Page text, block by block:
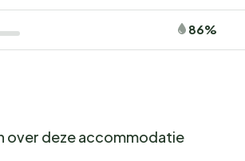
86%
over deze accommodatie